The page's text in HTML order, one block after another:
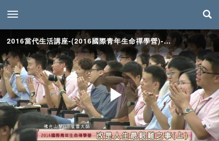
toggle navigation
2016當代生活講座-(2016國際青年生命禪學營)-改是人生最艱難之事(上)
Play